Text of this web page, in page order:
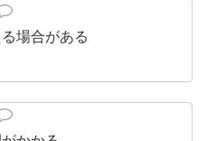
場合がある